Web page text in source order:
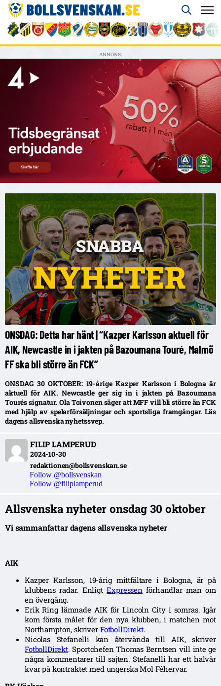
ANNONS:
ONSDAG: Detta har hänt | “Kazper Karlsson aktuell för
AIK, Newcastle in i jakten på Bazoumana Touré, Malmö
FF ska bli större än FCK”
ONSDAG 30 OKTOBER: 19-årige Kazper Karlsson i Bologna är
aktuell för AIK. Newcastle ger sig in i jakten på Bazoumana
Tourés signatur. Ola Toivonen säger att MFF vill bli större än FCK
med hjälp av spelarförsäljningar och sportsliga framgångar. Läs
dagens allsvenska nyhetssvep.
FILIP LAMPERUD
2024-10-30
redaktionen@bollsvenskan.se
Follow @bollsvenskan
Follow @filiplamperud
Allsvenska nyheter onsdag 30 oktober
Vi sammanfattar dagens allsvenska nyheter
AIK
Kazper Karlsson, 19-årig mittfältare i Bologna, är på
klubbens radar. EnligtExpressenförhandlar man om
en övergång.
Erik Ring lämnade AIK för Lincoln City i somras. Igår
kom första målet för den nya klubben, i matchen mot
Northampton, skriver FotbollDirekt.
Nicolas Stefanelli kan återvända till AIK, skriver
FotbollDirekt. Sportchefen Thomas Berntsen vill inte ge
några kommentarer till sajten. Stefanelli har ett halvår
kvar på kontraktet med ungerska Mol Féhervar.